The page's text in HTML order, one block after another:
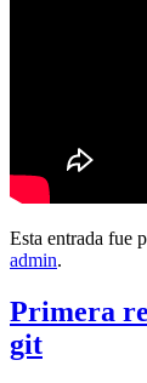
Esta entrada fue
admin.
Primera
git